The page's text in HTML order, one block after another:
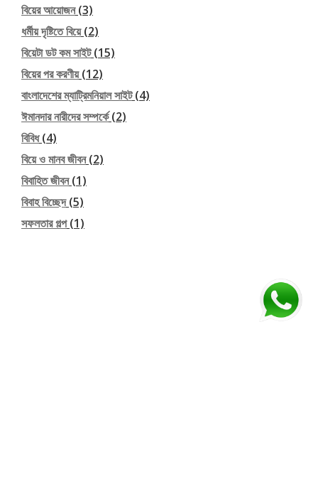
বিয়ের আয়োজন(3)
ধর্মীয় দৃষ্টিতে বিয়ে(2)
বিয়েটা ডট কম সাইট(15)
বিয়ের পর করণীয়(12)
বাংলাদেশের ম্যাট্রিমনিয়াল সাইট(4)
ঈমানদার নারীদের সম্পর্কে(2)
বিবিধ(4)
বিয়ে ও মানব জীবন(2)
বিবাহিত জীবন(1)
বিবাহ বিচ্ছেদ(5)
সফলতার গল্প(1)